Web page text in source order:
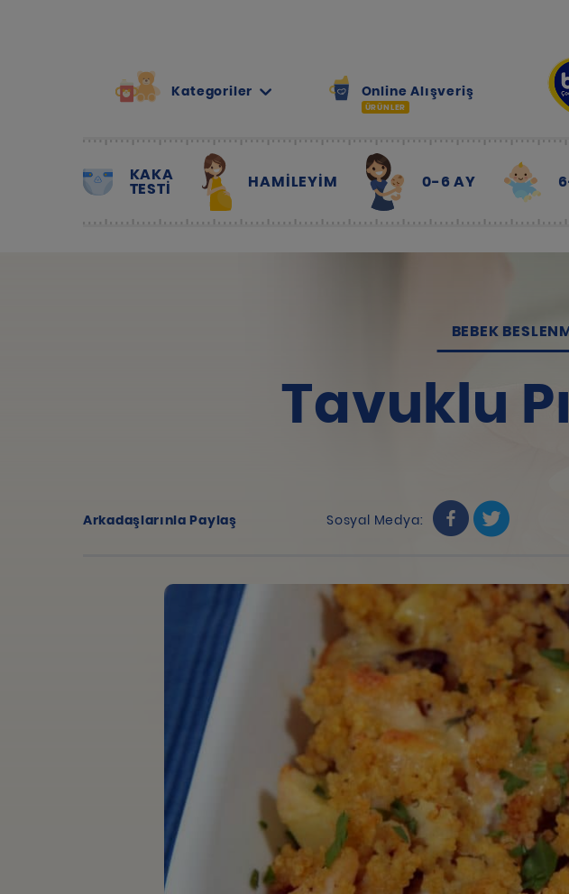
Kategoriler Online Alışveriş
ÜRÜNLER
KAKA
TESTİ HAMILEYIM 0-6 AY
BEBEK
Tavuklu
Arkadaşlarınla Paylaş Sosyal Medya: